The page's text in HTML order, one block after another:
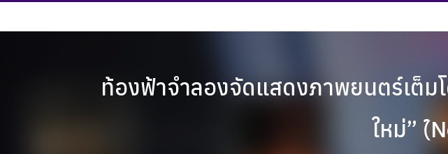
to
ท้องฟ้าจำลองจัดแสดงภาพยนตร์เต็ม
ใหม่” (์